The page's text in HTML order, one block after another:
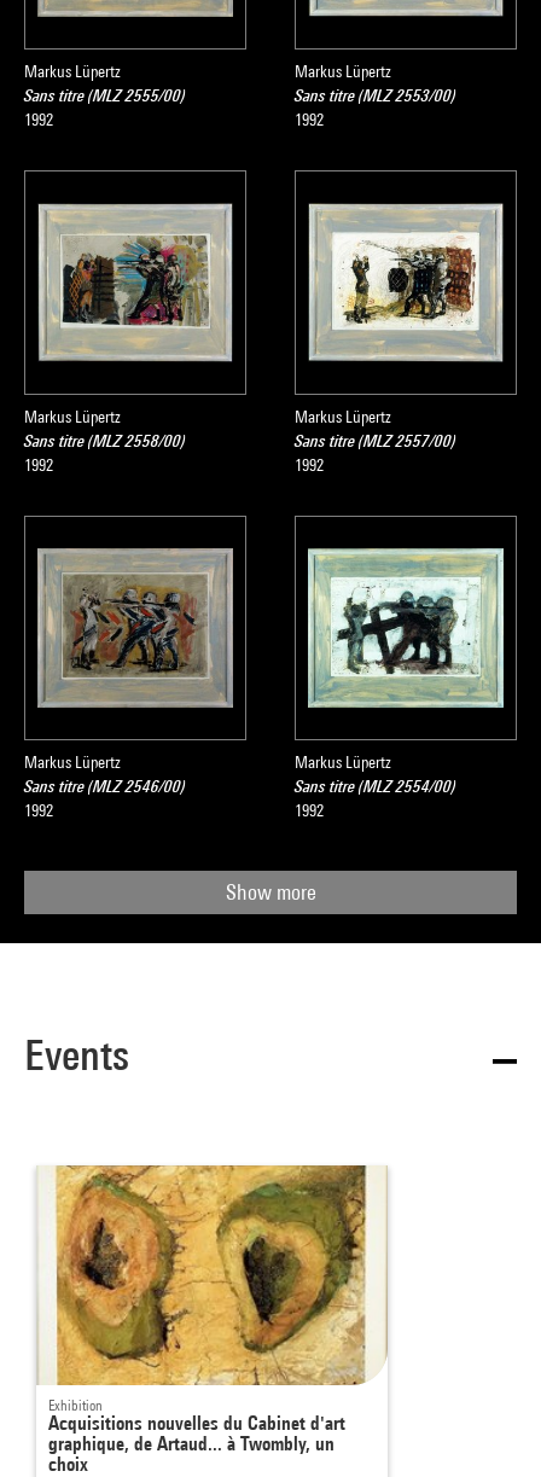
Markus Lüpertz
Sans titre (MLZ 2555/00)
1992
Markus Lüpertz
Sans titre (MLZ 2553/00)
1992
Markus Lüpertz
Sans titre (MLZ 2558/00)
1992
Markus Lüpertz
Sans titre (MLZ 2557/00)
1992
Markus Lüpertz
Sans titre (MLZ 2546/00)
1992
Markus Lüpertz
Sans titre (MLZ 2554/00)
1992
Show more
Events
Exhibition
Acquisitions nouvelles du Cabinet d'art
graphique, de Artaud... à Twombly, un
choix